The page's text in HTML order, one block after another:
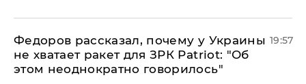
Федоров рассказал, почему у Украины
не хватает ракет для ЗРК Patriot: "Об
этом неоднократно говорилось"
19:57